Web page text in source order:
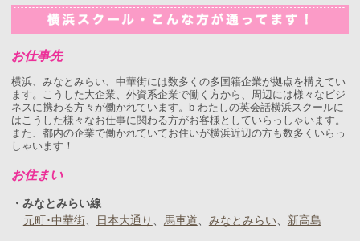
お仕事先
横浜、みなとみらい、中華街には数多くの多国籍企業が拠点を構えてい
ます。こうした大企業、外資系企業で働く方から、周辺には様々なビジ
ネスに携わる方々が働かれています。b わたしの英会話横浜スクールに
はこうした様々なお仕事に関わる方がお客様としていらっしゃいます。
また、都内の企業で働かれていてお住いが横浜近辺の方も数多くいらっ
しゃいます！
お住まい
みなとみらい線
元町･中華街
日本大通り 馬車道 みなとみらい 新高島